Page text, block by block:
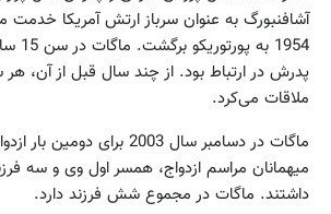
آشافنبورگ به عنوان سرباز ارتش آمریکا
1954
پدرش در ارتباط بود. از چند سال قبل از آن، هر
ملاقات می‌کرد.
ماگات در دسامبر سال 2003 برای
میهمانان مراسم ازدواج،‌ همسر اول وی و سه
داشتند. ماگات در مجموع شش فرزند دارد.